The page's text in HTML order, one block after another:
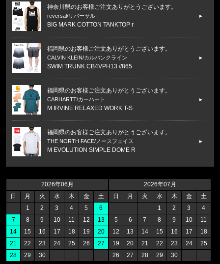
2026年06月
日
月 火 水 木 金
土
1
2 3 4 5
6
7
8 9 10 11 12
13
14
15 16 17 18 19
20
21
22 23 24 25 26
27
28
29 30
2026年07月
日
月 火 水 木 金
土
1
2 3
4
5
6 7 8 9 10
11
12
13 14 15 16 17
18
19
20 21 22 23 24
25
26
27 28 29 30
神奈川県のお客様ご注文ありがとうございます。
reversal/リバーサル
BIG MARK COTTON TANKTOP r
福岡県のお客様ご注文ありがとうございます。
CALVIN KLEIN/カルバンクライン
SWIM TRUNK CB4VPH13 //865
福岡県のお客様ご注文ありがとうございます。
CARHARTT/カーハート
M IRVINE RELAXED WORK T-S
福岡県のお客様ご注文ありがとうございます。
THE NORTH FACE/ノースフェイス
M EVOLUTION SIMPLE DOME R
THE NORTH FACE/ノースフェイス
M BOX NSE ENERGY REGULAR
福岡県のお客様ご注文ありがとうございます。
CALVIN KLEIN/カルバンクライン
SWIM TRUNK CB4VPH13 //865
福岡県のお客様ご注文ありがとうございます。